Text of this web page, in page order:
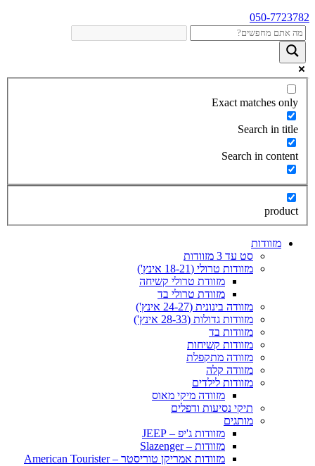
050-7723782
Exact matches only
Search in title
Search in content
product
מזוודות
סט עד 3 מזוודות
מזוודות טרולי (18-21 אינץ')
מזוודת טרולי קשיחה
מזוודת טרולי בד
מזוודה בינונית (24-27 אינץ')
מזוודות גדולות (28-33 אינץ')
מזוודות בד
מזוודות קשיחות
מזוודה מתקפלת
מזוודה קלה
מזוודות לילדים
מזוודה מיקי מאוס
תיקי נסיעות ודפלים
מותגים
מזוודות ג'יפ – JEEP
מזוודות – Slazenger
מזוודות אמריקן טוריסטר – American Tourister